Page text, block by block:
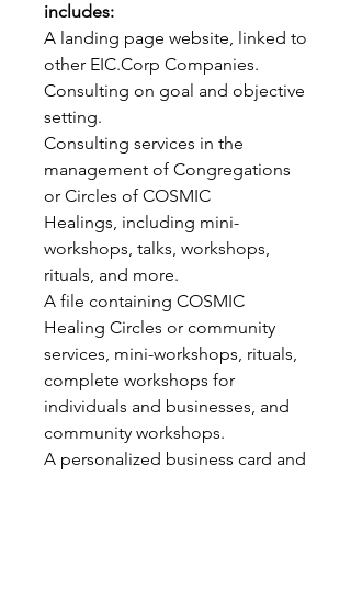
includes:
A landing page website, linked to
other EIC.Corp Companies.
Consulting on goal and objective
setting.
Consulting services in the
management of Congregations
or Circles of COSMIC
Healings, including mini-
workshops, talks, workshops,
rituals, and more.
A file containing COSMIC
Healing Circles or community
services, mini-workshops, rituals,
complete workshops for
individuals and businesses, and
community workshops.
A personalized business card and